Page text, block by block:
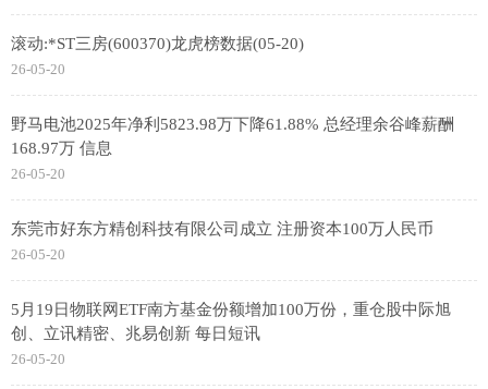
滚动:*ST三房(600370)龙虎榜数据(05-20)
26-05-20
野马电池2025年净利5823.98万下降61.88% 总经理余谷峰薪酬
168.97万 信息
26-05-20
东莞市好东方精创科技有限公司成立 注册资本100万人民币
26-05-20
5月19日物联网ETF南方基金份额增加100万份，重仓股中际旭
创、立讯精密、兆易创新 每日短讯
26-05-20